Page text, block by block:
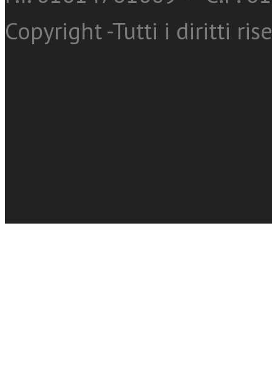
Copyright -Tutti i diritti